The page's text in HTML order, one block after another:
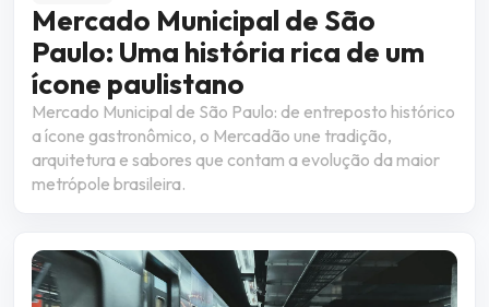
Mercado Municipal de São
Paulo: Uma história rica de um
ícone paulistano
Mercado Municipal de São Paulo: de entreposto histórico
a ícone gastronômico, o Mercadão une tradição,
arquitetura e sabores que contam a evolução da maior
metrópole brasileira.